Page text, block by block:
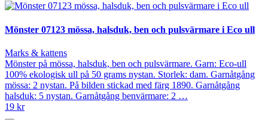
Mönster 07123 mössa, halsduk, ben och pulsvärmare i Eco ull
Marks & kattens
Mönster på mössa, halsduk, ben och pulsvärmare. Garn: Eco-ull
100% ekologisk ull på 50 grams nystan. Storlek: dam. Garnåtgång
mössa: 2 nystan. På bilden stickad med färg 1890. Garnåtgång
halsduk: 5 nystan. Garnåtgång benvärmare: 2 …
19 kr